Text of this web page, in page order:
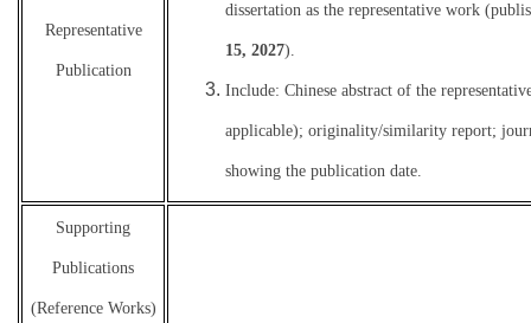
Representative
Publication
dissertation as the representative work
15, 2027).
Include: Chinese abstract of the
applicable); originality/similarity report;
showing the publication date.
Supporting
Publications
(Reference Works)